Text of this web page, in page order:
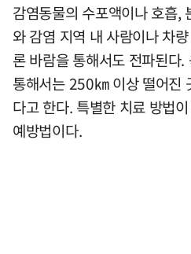
감염동물의 수포액이나 호흡,
와 감염 지역 내 사람이나 차
론 바람을 통해서도 전파된
통해서는 250㎞ 이상 떨어진
다고 한다. 특별한 치료 방법
예방법이다.